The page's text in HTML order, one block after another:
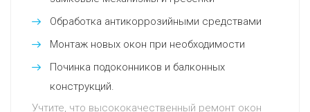
Обработка антикоррозийными средствами
Монтаж новых окон при необходимости
Починка подоконников и балконных
конструкций.
Учтите, что высококачественный ремонт окон